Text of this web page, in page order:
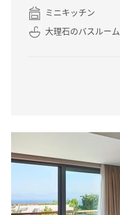
ミニキッチン
大理石のバスルーム